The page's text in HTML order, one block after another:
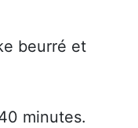
beurré et
minutes.